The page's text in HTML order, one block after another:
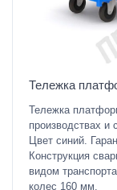
Тележка
Тележка
производствах и
Цвет синий.
Конструкция
видом
колес 160 мм.